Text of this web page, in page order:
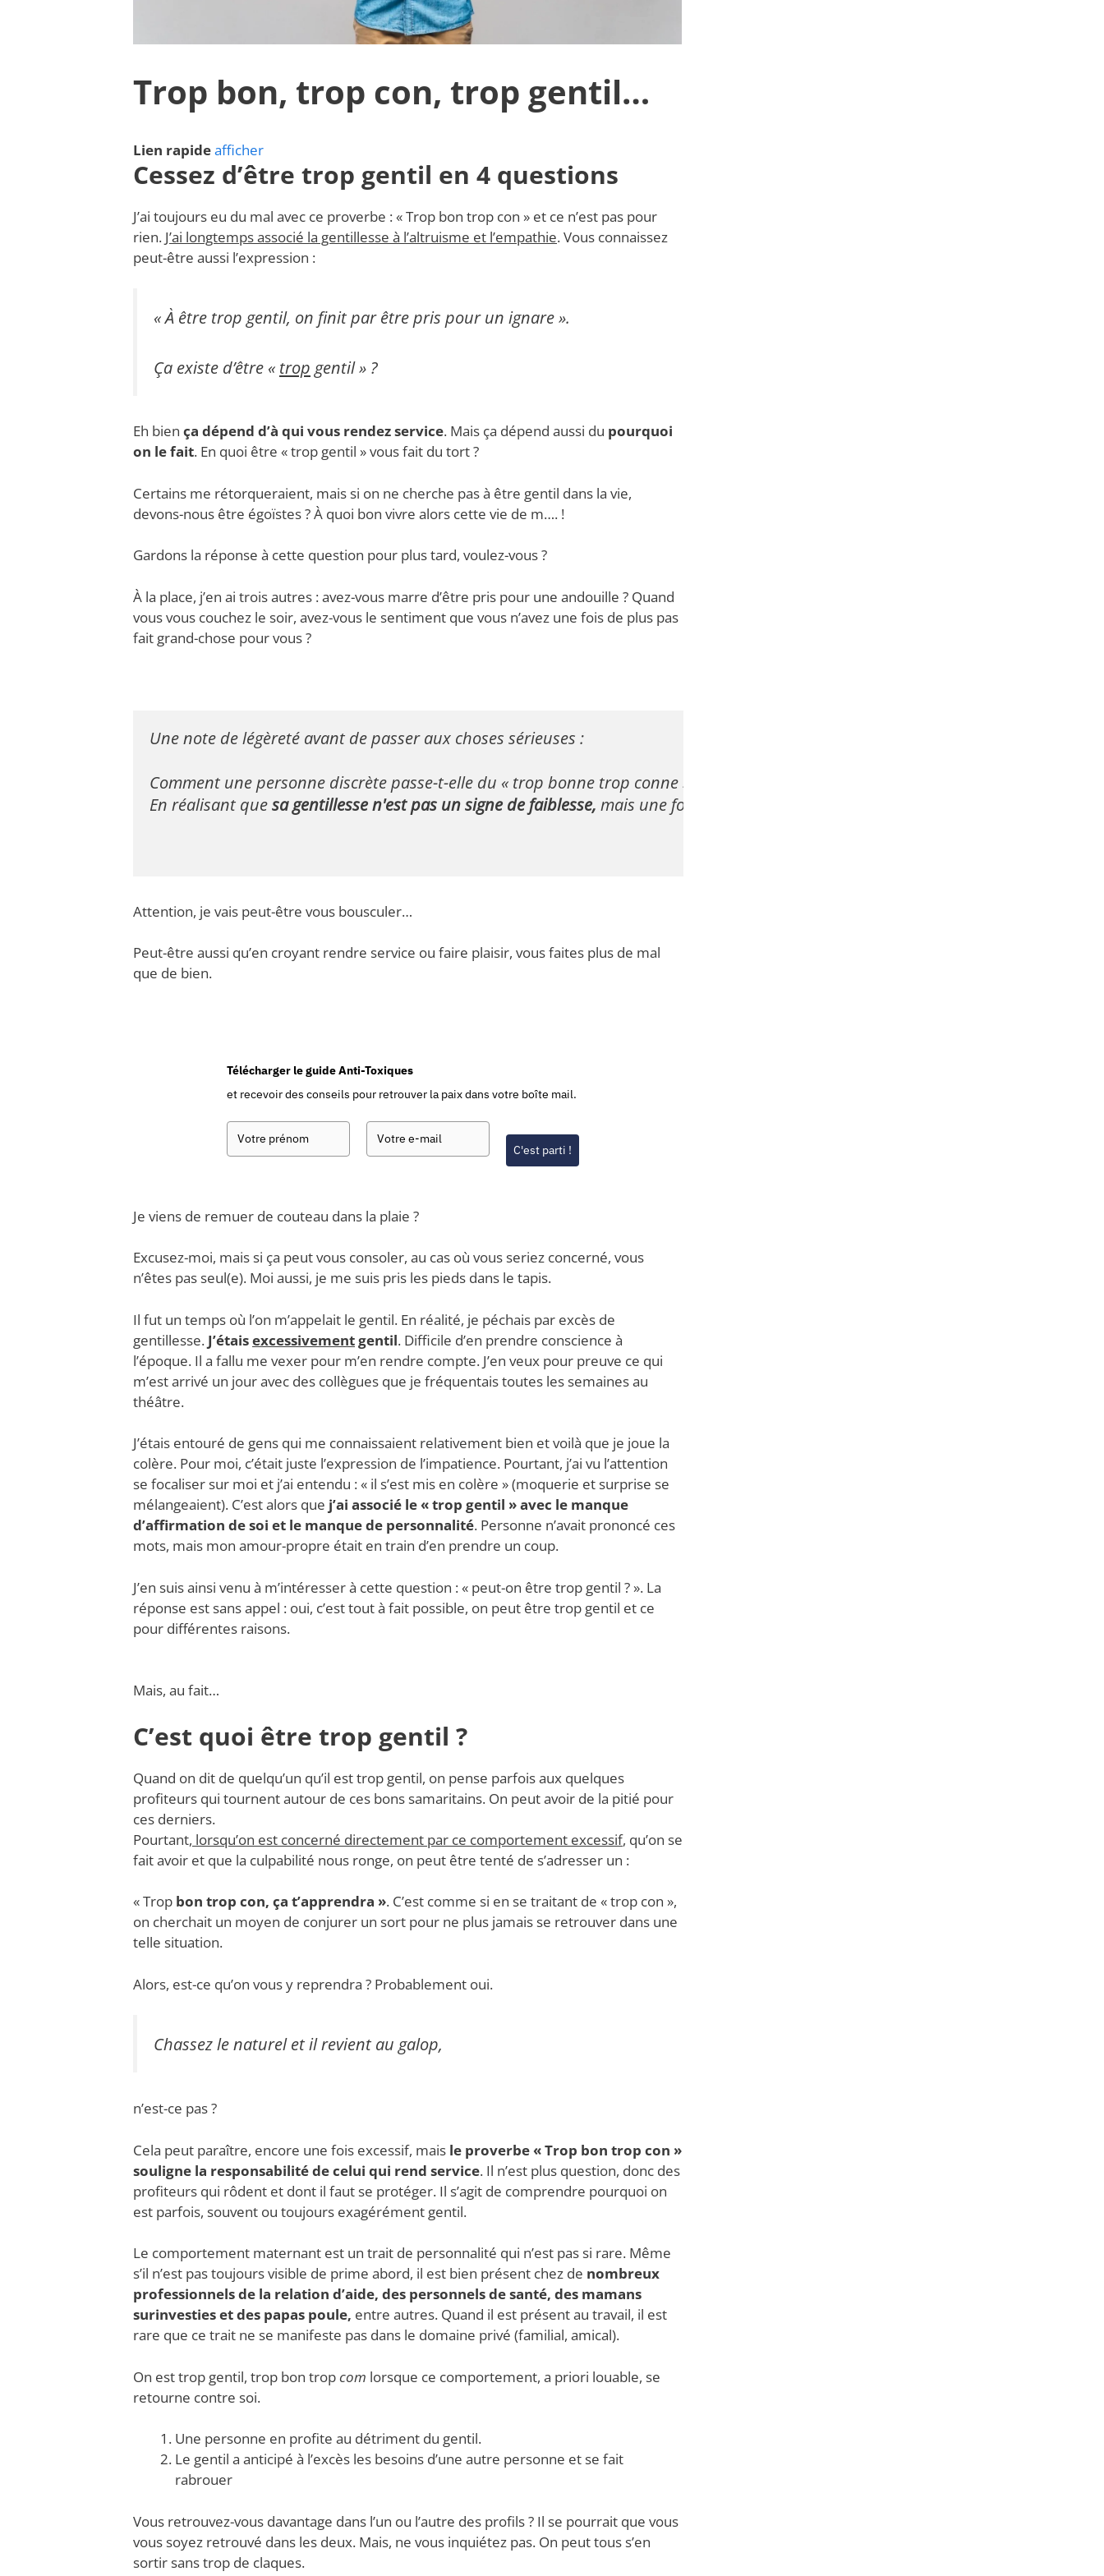
Trop bon, trop con, trop gentil…
Lien rapideafficher
Cessez d’être trop gentil en 4 questions
J’ai toujours eu du mal avec ce proverbe : « Trop bon trop con » et ce n’est pas pour
rien. J’ai longtemps associé la gentillesse à l’altruisme et l’empathie. Vous connaissez
peut-être aussi l’expression :
« À être trop gentil, on finit par être pris pour un ignare ».
Ça existe d’être « trop gentil » ?
Eh bien ça dépend d’à qui vous rendez service. Mais ça dépend aussi du pourquoi
on le fait. En quoi être « trop gentil » vous fait du tort ?
Certains me rétorqueraient, mais si on ne cherche pas à être gentil dans la vie,
devons-nous être égoïstes ? À quoi bon vivre alors cette vie de m…. !
Gardons la réponse à cette question pour plus tard, voulez-vous ?
À la place, j’en ai trois autres : avez-vous marre d’être pris pour une andouille ? Quand
vous vous couchez le soir, avez-vous le sentiment que vous n’avez une fois de plus pas
fait grand-chose pour vous ?
Une note de légèreté avant de passer aux choses sérieuses :
Comment une personne discrète passe-t-elle du « trop bonne trop conne » à l'équilibre ?
En réalisant que sa gentillesse n'est pas un signe de faiblesse, mais une force à partager avec
Attention, je vais peut-être vous bousculer…
Peut-être aussi qu’en croyant rendre service ou faire plaisir, vous faites plus de mal
que de bien.
Télécharger le guide Anti-Toxiques
et recevoir des conseils pour retrouver la paix dans votre boîte mail.
C'est parti !
Je viens de remuer de couteau dans la plaie ?
Excusez-moi, mais si ça peut vous consoler, au cas où vous seriez concerné, vous
n’êtes pas seul(e). Moi aussi, je me suis pris les pieds dans le tapis.
Il fut un temps où l’on m’appelait le gentil. En réalité, je péchais par excès de
gentillesse. J’étaisexcessivementgentil. Difficile d’en prendre conscience à
l’époque. Il a fallu me vexer pour m’en rendre compte. J’en veux pour preuve ce qui
m’est arrivé un jour avec des collègues que je fréquentais toutes les semaines au
théâtre.
J’étais entouré de gens qui me connaissaient relativement bien et voilà que je joue la
colère. Pour moi, c’était juste l’expression de l’impatience. Pourtant, j’ai vu l’attention
se focaliser sur moi et j’ai entendu : « il s’est mis en colère » (moquerie et surprise se
mélangeaient). C’est alors que j’ai associé le « trop gentil » avec le manque
d’affirmation de soi et le manque de personnalité. Personne n’avait prononcé ces
mots, mais mon amour-propre était en train d’en prendre un coup.
J’en suis ainsi venu à m’intéresser à cette question : « peut-on être trop gentil ? ». La
réponse est sans appel : oui, c’est tout à fait possible, on peut être trop gentil et ce
pour différentes raisons.
Mais, au fait…
C’est quoi être trop gentil ?
Quand on dit de quelqu’un qu’il est trop gentil, on pense parfois aux quelques
profiteurs qui tournent autour de ces bons samaritains. On peut avoir de la pitié pour
ces derniers.
Pourtant, lorsqu’on est concerné directement par ce comportement excessif, qu’on se
fait avoir et que la culpabilité nous ronge, on peut être tenté de s’adresser un :
« Trop bon trop con, ça t’apprendra ». C’est comme si en se traitant de « trop con »,
on cherchait un moyen de conjurer un sort pour ne plus jamais se retrouver dans une
telle situation.
Alors, est-ce qu’on vous y reprendra ? Probablement oui.
Chassez le naturel et il revient au galop,
n’est-ce pas ?
Cela peut paraître, encore une fois excessif, mais le proverbe « Trop bon trop con »
souligne la responsabilité de celui qui rend service. Il n’est plus question, donc des
profiteurs qui rôdent et dont il faut se protéger. Il s’agit de comprendre pourquoi on
est parfois, souvent ou toujours exagérément gentil.
Le comportement maternant est un trait de personnalité qui n’est pas si rare. Même
s’il n’est pas toujours visible de prime abord, il est bien présent chez de nombreux
professionnels de la relation d’aide, des personnels de santé, des mamans
surinvesties et des papas poule, entre autres. Quand il est présent au travail, il est
rare que ce trait ne se manifeste pas dans le domaine privé (familial, amical).
On est trop gentil, trop bon tropcom lorsque ce comportement, a priori louable, se
retourne contre soi.
Une personne en profite au détriment du gentil.
Le gentil a anticipé à l’excès les besoins d’une autre personne et se fait
rabrouer
Vous retrouvez-vous davantage dans l’un ou l’autre des profils ? Il se pourrait que vous
vous soyez retrouvé dans les deux. Mais, ne vous inquiétez pas. On peut tous s’en
sortir sans trop de claques.